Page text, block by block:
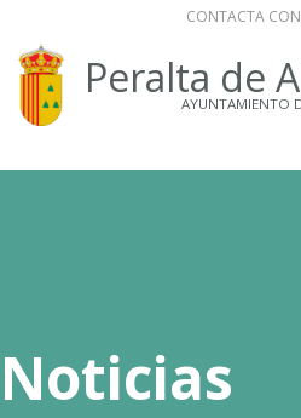
CONTACTA
Peralta de
AYUNTAMIENTO
Noticias